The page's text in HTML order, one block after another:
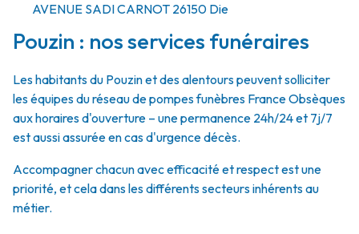
AVENUE SADI CARNOT 26150 Die
Pouzin : nos services funéraires
Les habitants du Pouzin et des alentours peuvent solliciter
les équipes du réseau de pompes funèbres France Obsèques
aux horaires d'ouverture – une permanence 24h/24 et 7j/7
est aussi assurée en cas d'urgence décès.
Accompagner chacun avec efficacité et respect est une
priorité, et cela dans les différents secteurs inhérents au
métier.